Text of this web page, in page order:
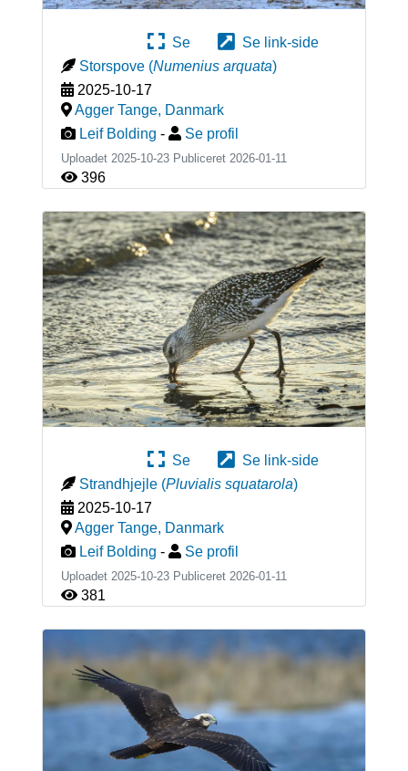
Se
Se link-side
Storspove (Numenius arquata)
2025-10-17
Agger Tange, Danmark
Leif Bolding - Se profil
Uploadet 2025-10-23 Publiceret 2026-01-11
396
Se
Se link-side
Strandhjejle (Pluvialis squatarola)
2025-10-17
Agger Tange, Danmark
Leif Bolding - Se profil
Uploadet 2025-10-23 Publiceret 2026-01-11
381